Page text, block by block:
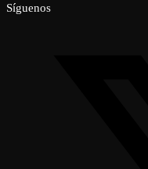
Síguenos